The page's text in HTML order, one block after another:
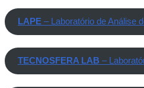
LAPE– Laboratório de Análise
TECNOSFERA LAB –